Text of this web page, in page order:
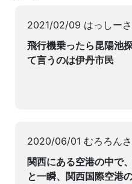
2021/02/09 はっしー
飛行機乗ったら昆陽池
て言うのは伊丹市民
2020/06/01 むろろん
関西にある空港の中で
と一瞬、関西国際空港